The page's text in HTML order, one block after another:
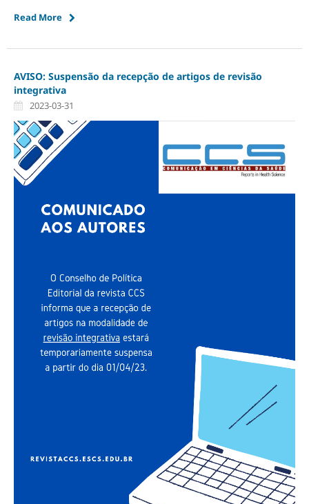
Read More
AVISO: Suspensão da recepção de artigos de revisão
integrativa
2023-03-31